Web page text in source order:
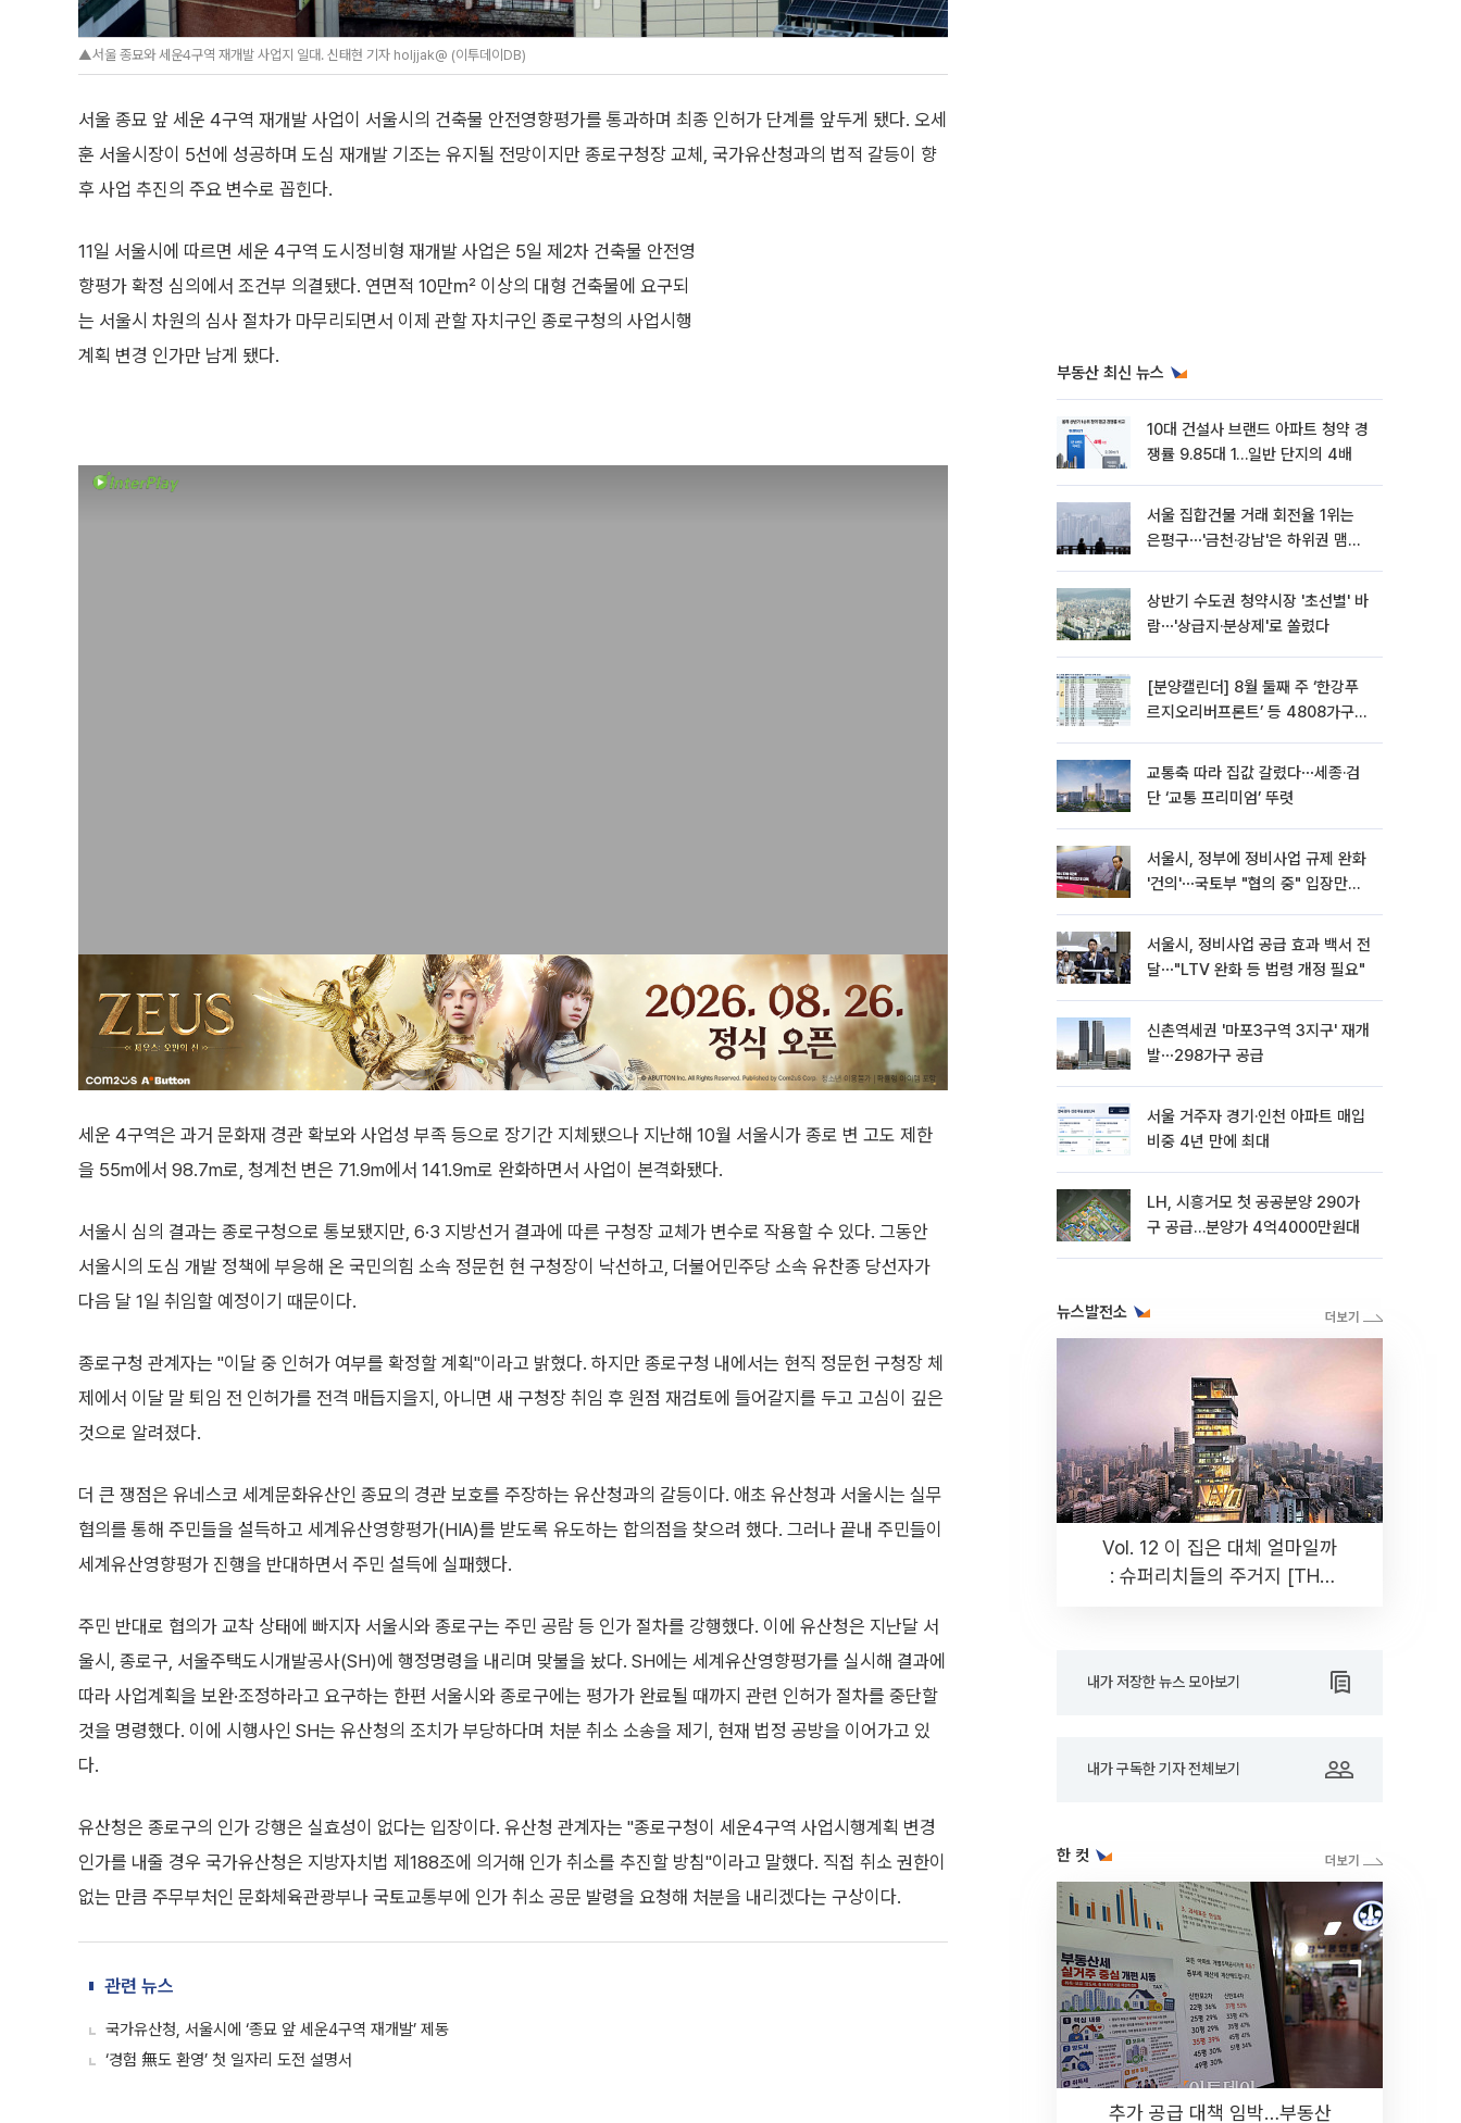
▲서울 종묘와 세운4구역 재개발 사업지 일대. 신태현 기자 holjjak@ (이투데이DB)
서울 종묘 앞 세운 4구역 재개발 사업이 서울시의 건축물 안전영향평가를 통과하며 최종 인허가 단계를 앞두게 됐다. 오세
훈 서울시장이 5선에 성공하며 도심 재개발 기조는 유지될 전망이지만 종로구청장 교체, 국가유산청과의 법적 갈등이 향
후 사업 추진의 주요 변수로 꼽힌다.
11일 서울시에 따르면 세운 4구역 도시정비형 재개발 사업은 5일 제2차 건축물 안전영
향평가 확정 심의에서 조건부 의결됐다. 연면적 10만㎡ 이상의 대형 건축물에 요구되
는 서울시 차원의 심사 절차가 마무리되면서 이제 관할 자치구인 종로구청의 사업시행
계획 변경 인가만 남게 됐다.
세운 4구역은 과거 문화재 경관 확보와 사업성 부족 등으로 장기간 지체됐으나 지난해 10월 서울시가 종로 변 고도 제한
을 55m에서 98.7m로, 청계천 변은 71.9m에서 141.9m로 완화하면서 사업이 본격화됐다.
서울시 심의 결과는 종로구청으로 통보됐지만, 6·3 지방선거 결과에 따른 구청장 교체가 변수로 작용할 수 있다. 그동안
서울시의 도심 개발 정책에 부응해 온 국민의힘 소속 정문헌 현 구청장이 낙선하고, 더불어민주당 소속 유찬종 당선자가
다음 달 1일 취임할 예정이기 때문이다.
종로구청 관계자는 "이달 중 인허가 여부를 확정할 계획"이라고 밝혔다. 하지만 종로구청 내에서는 현직 정문헌 구청장 체
제에서 이달 말 퇴임 전 인허가를 전격 매듭지을지, 아니면 새 구청장 취임 후 원점 재검토에 들어갈지를 두고 고심이 깊은
것으로 알려졌다.
더 큰 쟁점은 유네스코 세계문화유산인 종묘의 경관 보호를 주장하는 유산청과의 갈등이다. 애초 유산청과 서울시는 실무
협의를 통해 주민들을 설득하고 세계유산영향평가(HIA)를 받도록 유도하는 합의점을 찾으려 했다. 그러나 끝내 주민들이
세계유산영향평가 진행을 반대하면서 주민 설득에 실패했다.
주민 반대로 협의가 교착 상태에 빠지자 서울시와 종로구는 주민 공람 등 인가 절차를 강행했다. 이에 유산청은 지난달 서
울시, 종로구, 서울주택도시개발공사(SH)에 행정명령을 내리며 맞불을 놨다. SH에는 세계유산영향평가를 실시해 결과에
따라 사업계획을 보완·조정하라고 요구하는 한편 서울시와 종로구에는 평가가 완료될 때까지 관련 인허가 절차를 중단할
것을 명령했다. 이에 시행사인 SH는 유산청의 조치가 부당하다며 처분 취소 소송을 제기, 현재 법정 공방을 이어가고 있
다.
유산청은 종로구의 인가 강행은 실효성이 없다는 입장이다. 유산청 관계자는 "종로구청이 세운4구역 사업시행계획 변경
인가를 내줄 경우 국가유산청은 지방자치법 제188조에 의거해 인가 취소를 추진할 방침"이라고 말했다. 직접 취소 권한이
없는 만큼 주무부처인 문화체육관광부나 국토교통부에 인가 취소 공문 발령을 요청해 처분을 내리겠다는 구상이다.
관련 뉴스
국가유산청, 서울시에 ‘종묘 앞 세운4구역 재개발’ 제동
‘경험 無도 환영’ 첫 일자리 도전 설명서
부동산 최신 뉴스
10대 건설사 브랜드 아파트 청약 경
쟁률 9.85대 1…일반 단지의 4배
서울 집합건물 거래 회전율 1위는
은평구⋯'금천·강남'은 하위권 맴돌
상반기 수도권 청약시장 '초선별' 바
람⋯'상급지·분상제'로 쏠렸다
[분양캘린더] 8월 둘째 주 ‘한강푸
르지오리버프론트’ 등 4808가구
교통축 따라 집값 갈렸다⋯세종·검
단 ‘교통 프리미엄’ 뚜렷
서울시, 정부에 정비사업 규제 완화
'건의'⋯국토부 "협의 중" 입장만
서울시, 정비사업 공급 효과 백서 전
달⋯"LTV 완화 등 법령 개정 필요"
신촌역세권 '마포3구역 3지구' 재개
발⋯298가구 공급
서울 거주자 경기·인천 아파트 매입
비중 4년 만에 최대
LH, 시흥거모 첫 공공분양 290가
구 공급…분양가 4억4000만원대
뉴스발전소
Vol. 12 이 집은 대체 얼마일까
: 슈퍼리치들의 주거지 [THE
내가 저장한 뉴스 모아보기
내가 구독한 기자 전체보기
한 컷
추가 공급 대책 임박…부동산